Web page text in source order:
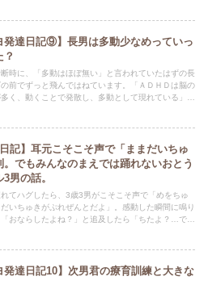
発達日記⑨】長男は多動少なめっていっ
？
時に、「多動はほぼ無い」と言われていたはずの長
前でずっと飛んではねています。「ＡＤＨＤは脳の
く、動くことで発散し、多動として現れている」と
日記】耳元こそこそ声で「ままだいちゅ
。でもみんなのまえでは踊れないおとう
男の話。
てハグしたら、3歳3男がこそこそ声で「めをちゅ
いちゅきがぷれぜんとだよ」。感動した瞬間に鳴り
おならしたよね？」と追及したら「ちたよ？…で
発達日記10】次男君の療育訓練と大きな